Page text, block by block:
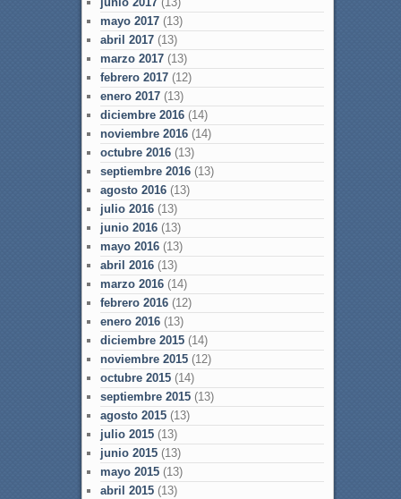
mayo 2017(13)
abril 2017(13)
marzo 2017(13)
febrero 2017(12)
enero 2017(13)
diciembre 2016(14)
noviembre 2016(14)
octubre 2016(13)
septiembre 2016(13)
agosto 2016(13)
julio 2016(13)
junio 2016(13)
mayo 2016(13)
abril 2016(13)
marzo 2016(14)
febrero 2016(12)
enero 2016(13)
diciembre 2015(14)
noviembre 2015(12)
octubre 2015(14)
septiembre 2015(13)
agosto 2015(13)
julio 2015(13)
junio 2015(13)
mayo 2015(13)
abril 2015(13)